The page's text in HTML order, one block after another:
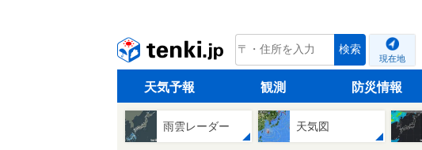
tenki.jp 検索
現在地
天気予報 観測 防災情報
雨雲レーダー 天気図